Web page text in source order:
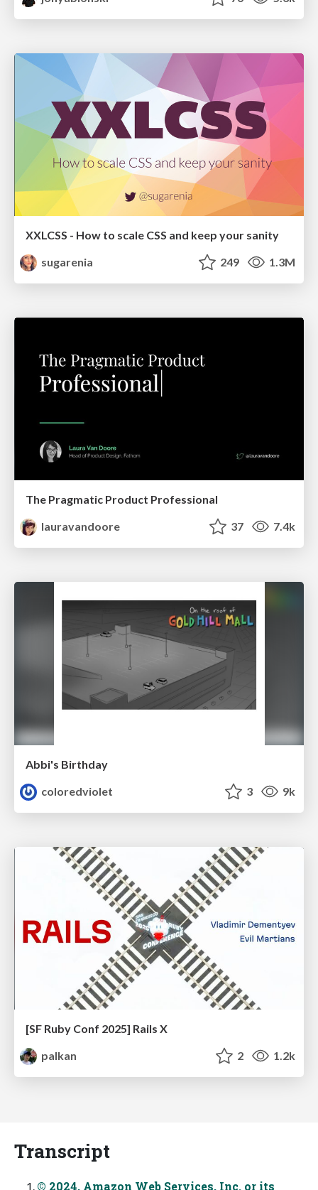
XXLCSS - How to scale CSS and keep your sanity
sugarenia
249 1.3M
The Pragmatic Product Professional
lauravandoore
37 7.4k
Abbi's Birthday
coloredviolet
3 9k
[SF Ruby Conf 2025] Rails X
palkan
2 1.2k
Transcript
© 2024, Amazon Web Services, Inc. or its